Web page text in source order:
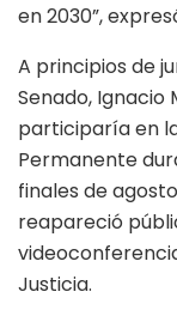
en 2030”,
A principios de
Senado, Ignacio
participaría en
Permanente
finales de
reapareció
Justicia.